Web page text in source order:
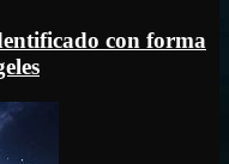
con forma